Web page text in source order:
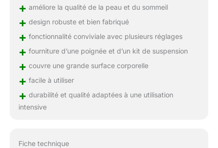
+ améliore la qualité de la peau et du sommeil
+ design robuste et bien fabriqué
+ fonctionnalité conviviale avec plusieurs réglages
+ fourniture d’une poignée et d’un kit de suspension
+ couvre une grande surface corporelle
+ facile à utiliser
+ durabilité et qualité adaptées à une utilisation
intensive
Fiche technique